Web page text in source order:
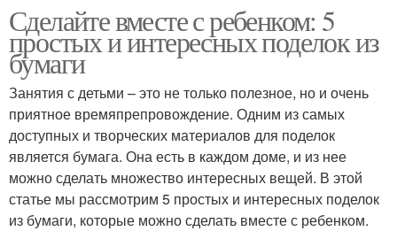
Сделайте вместе с ребенком: 5
простых и интересных поделок из
бумаги
Занятия с детьми – это не только полезное, но и очень
приятное времяпрепровождение. Одним из самых
доступных и творческих материалов для поделок
является бумага. Она есть в каждом доме, и из нее
можно сделать множество интересных вещей. В этой
статье мы рассмотрим 5 простых и интересных поделок
из бумаги, которые можно сделать вместе с ребенком.